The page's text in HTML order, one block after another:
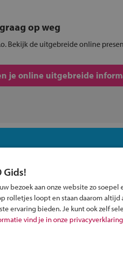
op weg
Bekijk de uitgebreide online
je online uitgebreide
Inschrijven?
Alle informatie om je kind aan te
Gids!
bezoek aan onze website zo soepel
rolletjes loopt en staan daarom altijd
ervaring bieden. Je kunt ook zelf
vind je in onze